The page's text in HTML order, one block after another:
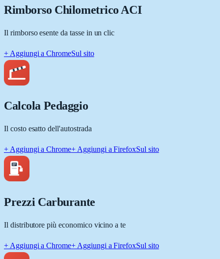
Rimborso Chilometrico ACI
Il rimborso esente da tasse in un clic
+ Aggiungi a ChromeSul sito
Calcola Pedaggio
Il costo esatto dell'autostrada
+ Aggiungi a Chrome+ Aggiungi a FirefoxSul sito
Prezzi Carburante
Il distributore più economico vicino a te
+ Aggiungi a Chrome+ Aggiungi a FirefoxSul sito